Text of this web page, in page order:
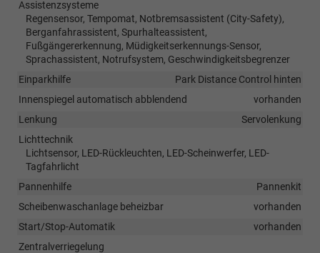
Assistenzsysteme
Regensensor, Tempomat, Notbremsassistent (City-Safety),
Berganfahrassistent, Spurhalteassistent,
Fußgängererkennung, Müdigkeitserkennungs-Sensor,
Sprachassistent, Notrufsystem, Geschwindigkeitsbegrenzer
Einparkhilfe
Park Distance Control hinten
Innenspiegel automatisch abblendend
vorhanden
Lenkung
Servolenkung
Lichttechnik
Lichtsensor, LED-Rückleuchten, LED-Scheinwerfer, LED-
Tagfahrlicht
Pannenhilfe
Pannenkit
Scheibenwaschanlage beheizbar
vorhanden
Start/Stop-Automatik
vorhanden
Zentralverriegelung